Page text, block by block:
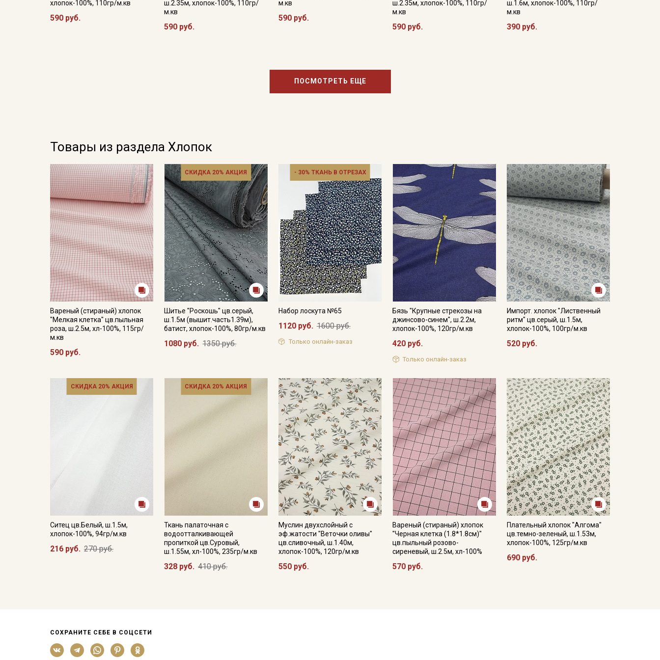
хлопок-100%, 110гр/м.кв
590 руб.
ш.2.35м, хлопок-100%, 110гр/
м.кв
590 руб.
м.кв
590 руб.
ш.2.35м, хлопок-100%, 110гр/
м.кв
590 руб.
ш.1.6м, хлопок-100%, 110гр/
м.кв
390 руб.
ПОСМОТРЕТЬ ЕЩЕ
Товары из раздела Хлопок
Вареный (стираный) хлопок
"Мелкая клетка" цв.пыльная
роза, ш.2.5м, хл-100%, 115гр/
м.кв
590 руб.
СКИДКА 20% АКЦИЯ
Шитье "Роскошь" цв.серый,
ш.1.5м (вышит.часть1.39м),
батист, хлопок-100%, 80гр/м.кв
1080 руб. 1350 руб.
- 30% ТКАНЬ В ОТРЕЗАХ
Набор лоскута №65
1120 руб. 1600 руб.
Только онлайн-заказ
Бязь "Крупные стрекозы на
джинсово-синем", ш.2.2м,
хлопок-100%, 120гр/м.кв
420 руб.
Только онлайн-заказ
Импорт. хлопок "Лиственный
ритм" цв.серый, ш.1.5м,
хлопок-100%, 100гр/м.кв
520 руб.
СКИДКА 20% АКЦИЯ
Ситец цв.Белый, ш.1.5м,
хлопок-100%, 94гр/м.кв
216 руб. 270 руб.
СКИДКА 20% АКЦИЯ
Ткань палаточная с
водоотталкивающей
пропиткой цв.Суровый,
ш.1.55м, хл-100%, 235гр/м.кв
328 руб. 410 руб.
Муслин двухслойный с
эф.жатости "Веточки оливы"
цв.сливочный, ш.1.40м,
хлопок-100%, 120гр/м.кв
550 руб.
Вареный (стираный) хлопок
"Черная клетка (1.8*1.8см)"
цв.пыльный розово-
сиреневый, ш.2.5м, хл-100%
570 руб.
Плательный хлопок "Алгома"
цв.темно-зеленый, ш.1.53м,
хлопок-100%, 125гр/м.кв
690 руб.
СОХРАНИТЕ СЕБЕ В СОЦСЕТИ